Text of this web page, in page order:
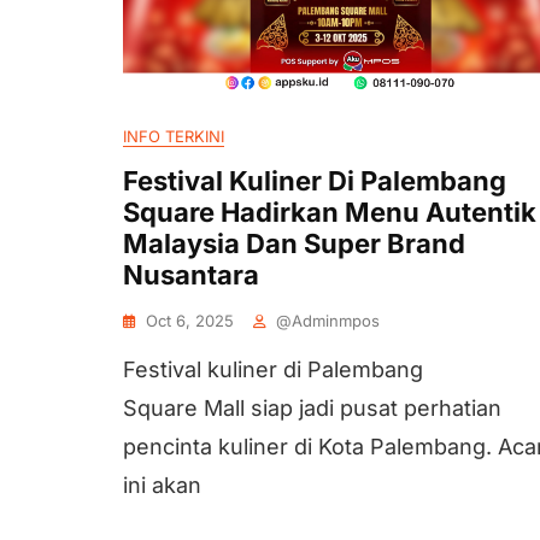
INFO TERKINI
Festival Kuliner Di Palembang
Square Hadirkan Menu Autentik
Malaysia Dan Super Brand
Nusantara
Oct 6, 2025 @adminmpos
Festival kuliner di Palembang
Square Mall siap jadi pusat perhatian
pencinta kuliner di Kota Palembang.
ini akan